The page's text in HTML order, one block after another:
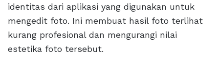
identitas dari aplikasi yang digunakan untuk
mengedit foto. Ini membuat hasil foto terlihat
kurang profesional dan mengurangi nilai
estetika foto tersebut.